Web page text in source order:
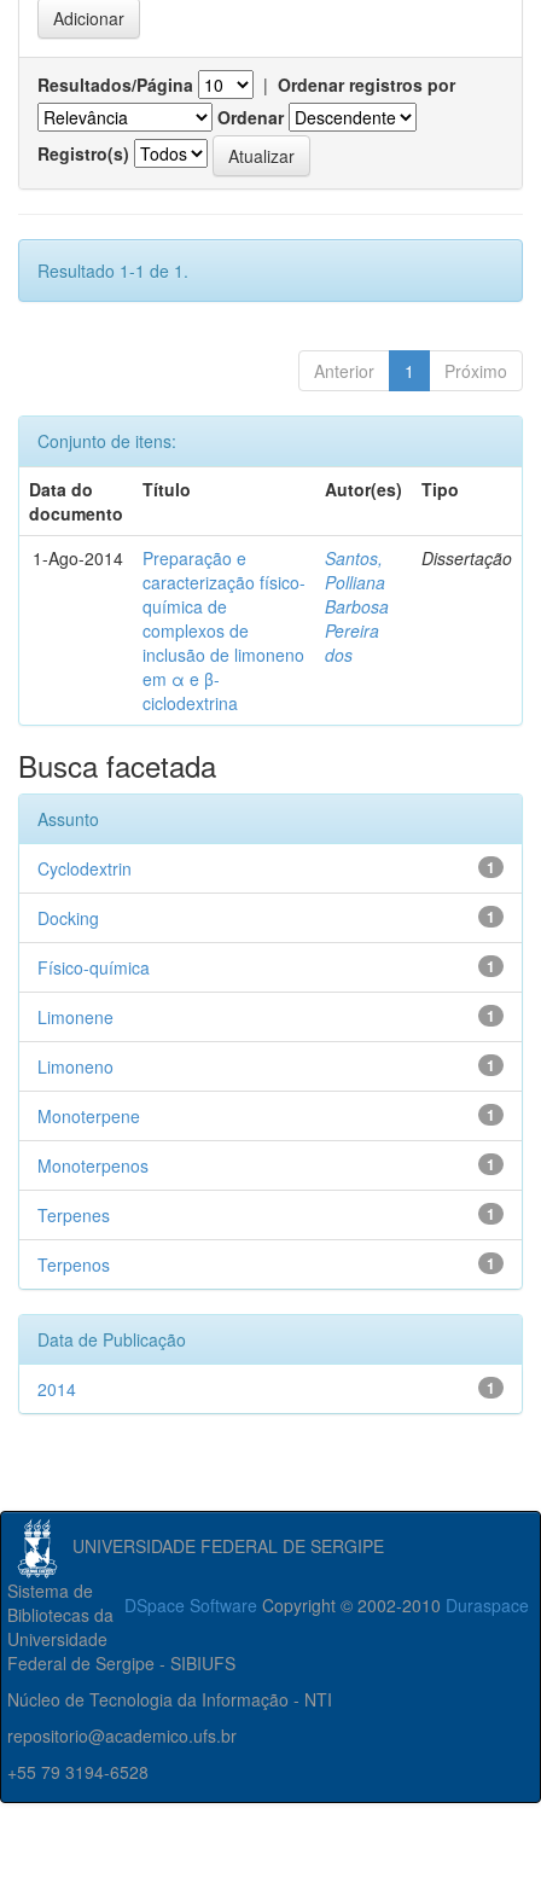
Resultados/Página | Ordenar registros por
Ordenar
Registro(s)
Resultado 1-1 de 1.
Anterior 1 Próximo
Conjunto de itens:
Data do
documento
Título Autor(es) Tipo
1-Ago-2014
Preparação e
caracterização físico-
química de
complexos de
inclusão de limoneno
em α e β-
ciclodextrina
Santos,
Polliana
Barbosa
Pereira
dos
Dissertação
Busca facetada
Assunto
1
Cyclodextrin
1
Docking
1
Físico-química
1
Limonene
1
Limoneno
1
Monoterpene
1
Monoterpenos
1
Terpenes
1
Terpenos
Data de Publicação
1
2014
UNIVERSIDADE FEDERAL DE SERGIPE
DSpace Software Copyright © 2002-2010 Duraspace
Sistema de
Bibliotecas da
Universidade
Federal de Sergipe - SIBIUFS
Núcleo de Tecnologia da Informação - NTI
repositorio@academico.ufs.br
+55 79 3194-6528